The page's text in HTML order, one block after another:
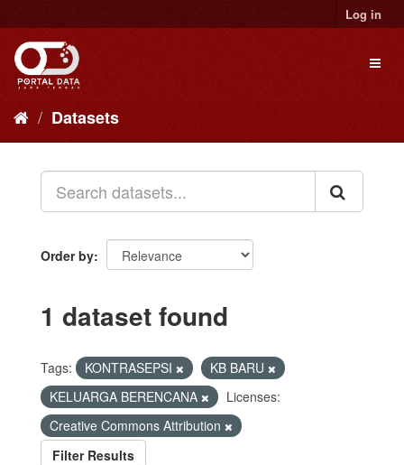
to
content
Log in
Datasets
Order by
1 dataset found
Tags: KONTRASEPSI
KB BARU
KELUARGA BERENCANA
Licenses:
Creative Commons Attribution
Filter Results